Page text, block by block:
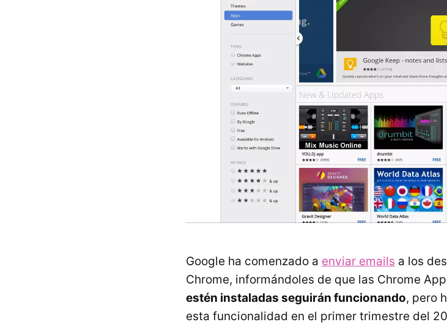
Google ha comenzado a enviar emails a los
Chrome, informándoles de que las Chrome
estén instaladas seguirán funcionando, pero
esta funcionalidad en el primer trimestre del